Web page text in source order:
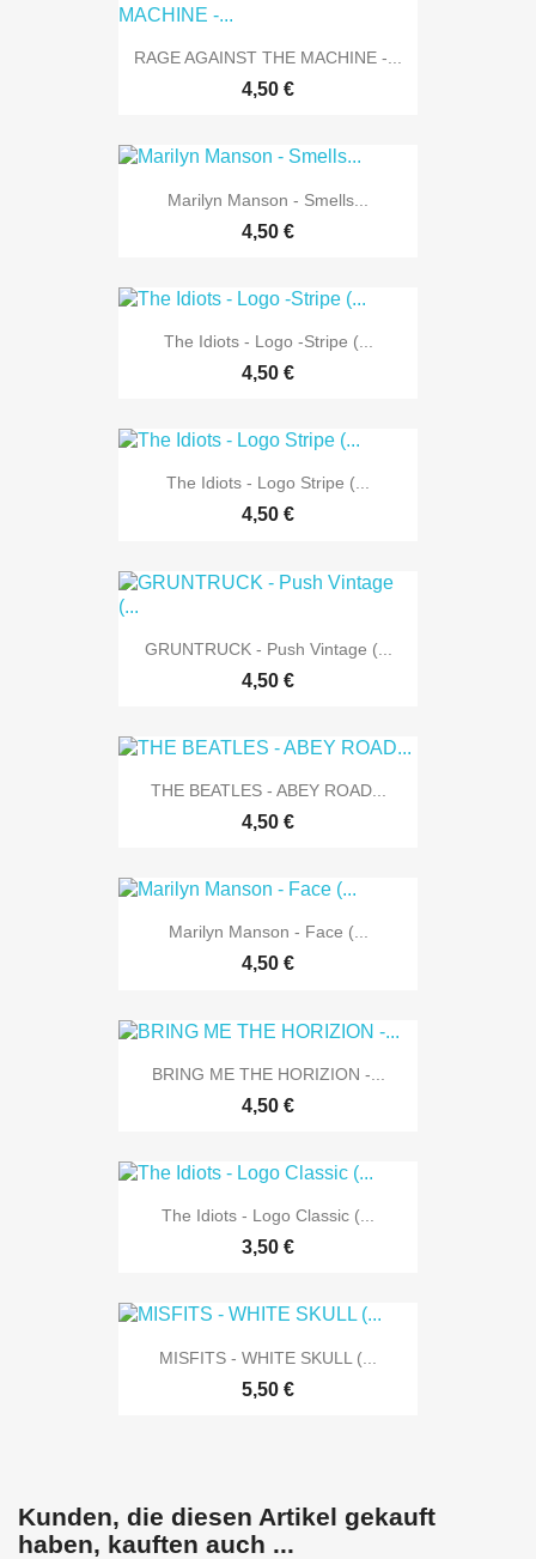
RAGE AGAINST THE MACHINE -...
4,50 €
Marilyn Manson - Smells...
4,50 €
The Idiots - Logo -Stripe (...
4,50 €
The Idiots - Logo Stripe (...
4,50 €
GRUNTRUCK - Push Vintage (...
4,50 €
THE BEATLES - ABEY ROAD...
4,50 €
Marilyn Manson - Face (...
4,50 €
BRING ME THE HORIZION -...
4,50 €
The Idiots - Logo Classic (...
3,50 €
MISFITS - WHITE SKULL (...
5,50 €
Kunden, die diesen Artikel gekauft
haben, kauften auch ...